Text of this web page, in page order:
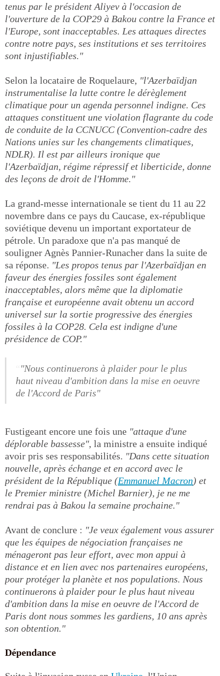
tenus par le président Aliyev à l'occasion de
l'ouverture de la COP29 à Bakou contre la France et
l'Europe, sont inacceptables. Les attaques directes
contre notre pays, ses institutions et ses territoires
sont injustifiables."
Selon la locataire de Roquelaure, "l'Azerbaïdjan
instrumentalise la lutte contre le dérèglement
climatique pour un agenda personnel indigne. Ces
attaques constituent une violation flagrante du code
de conduite de la CCNUCC (Convention-cadre des
Nations unies sur les changements climatiques,
NDLR). Il est par ailleurs ironique que
l'Azerbaïdjan, régime répressif et liberticide, donne
des leçons de droit de l'Homme."
La grand-messe internationale se tient du 11 au 22
novembre dans ce pays du Caucase, ex-république
soviétique devenu un important exportateur de
pétrole. Un paradoxe que n'a pas manqué de
souligner Agnès Pannier-Runacher dans la suite de
sa réponse. "Les propos tenus par l'Azerbaïdjan en
faveur des énergies fossiles sont également
inacceptables, alors même que la diplomatie
française et européenne avait obtenu un accord
universel sur la sortie progressive des énergies
fossiles à la COP28. Cela est indigne d'une
présidence de COP."
"Nous continuerons à plaider pour le plus
haut niveau d'ambition dans la mise en oeuvre
de l'Accord de Paris"
Fustigeant encore une fois une "attaque d'une
déplorable bassesse", la ministre a ensuite indiqué
avoir pris ses responsabilités. "Dans cette situation
nouvelle, après échange et en accord avec le
président de la République (Emmanuel Macron) et
le Premier ministre (Michel Barnier), je ne me
rendrai pas à Bakou la semaine prochaine."
Avant de conclure : "Je veux également vous assurer
que les équipes de négociation françaises ne
ménageront pas leur effort, avec mon appui à
distance et en lien avec nos partenaires européens,
pour protéger la planète et nos populations. Nous
continuerons à plaider pour le plus haut niveau
d'ambition dans la mise en oeuvre de l'Accord de
Paris dont nous sommes les gardiens, 10 ans après
son obtention."
Dépendance